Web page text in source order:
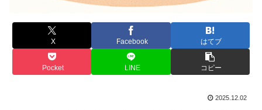
X Facebook はてブ
Pocket LINE コピー
2025.12.02